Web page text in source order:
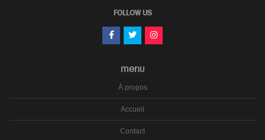
FOLLOW US
MENU
À propos
Accueil
Contact